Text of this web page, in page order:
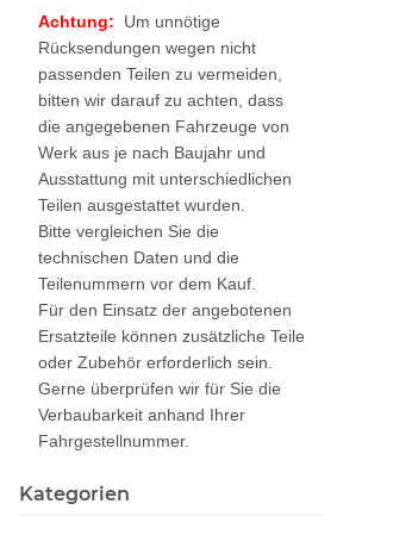
Achtung: Um unnötige
Rücksendungen wegen nicht
passenden Teilen zu vermeiden,
bitten wir darauf zu achten, dass
die angegebenen Fahrzeuge von
Werk aus je nach Baujahr und
Ausstattung mit unterschiedlichen
Teilen ausgestattet wurden.
Bitte vergleichen Sie die
technischen Daten und die
Teilenummern vor dem Kauf.
Für den Einsatz der angebotenen
Ersatzteile können zusätzliche Teile
oder Zubehör erforderlich sein.
Gerne überprüfen wir für Sie die
Verbaubarkeit anhand Ihrer
Fahrgestellnummer.
Kategorien